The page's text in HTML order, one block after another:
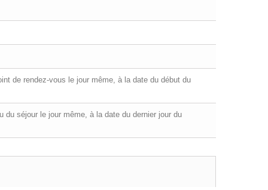
de rendez-vous le jour même, à la date du début du
du séjour le jour même, à la date du dernier jour du